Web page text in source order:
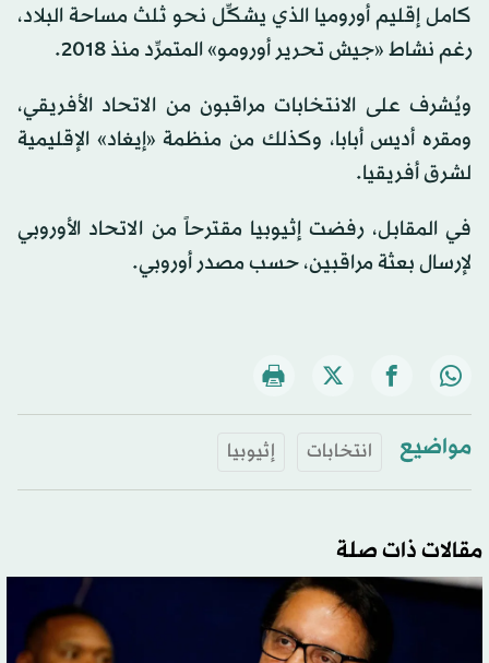
كامل إقليم أوروميا الذي يشكِّل نحو ثلث مساحة البلاد،
رغم نشاط «جيش تحرير أورومو» المتمرِّد منذ 2018.
ويُشرف على الانتخابات مراقبون من الاتحاد الأفريقي،
ومقره أديس أبابا، وكذلك من منظمة «إيغاد» الإقليمية
لشرق أفريقيا.
في المقابل، رفضت إثيوبيا مقترحاً من الاتحاد الأوروبي
لإرسال بعثة مراقبين، حسب مصدر أوروبي.
مواضيع انتخابات إثيوبيا
مقالات ذات صلة